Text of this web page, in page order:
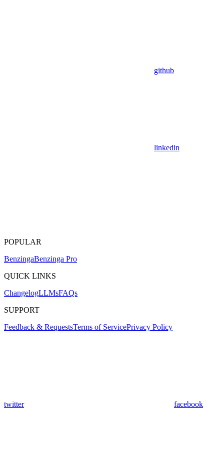
github
linkedin
POPULAR
BenzingaBenzinga Pro
QUICK LINKS
ChangelogLLMsFAQs
SUPPORT
Feedback & RequestsTerms of ServicePrivacy Policy
twitter facebook